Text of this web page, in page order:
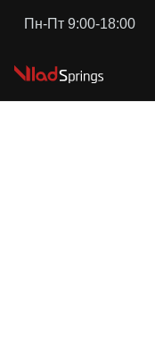
Пн-Пт 9:00-18:00